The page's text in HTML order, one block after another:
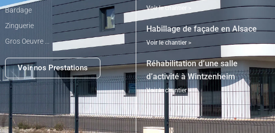
Bardage
Zinguerie
Gros Oeuvre ...
Voir nos Prestations
Voir le chantier >
Habillage de façade en Alsace
Voir le chantier >
Réhabilitation d’une salle
d’activité à Wintzenheim
Voir le chantier >